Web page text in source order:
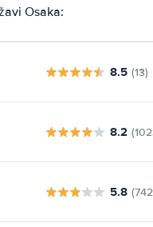
Osaka:
8.5 (13)
8.2
5.8